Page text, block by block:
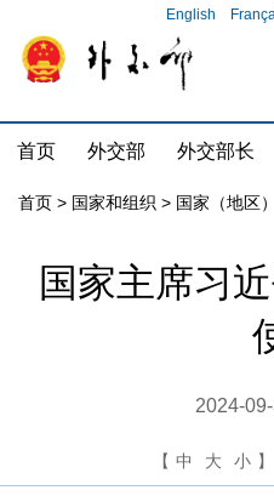
English
首页 外交部 外交部长
首页 > 国家和组织 > 国家（地区）
国家主席习
2024-
【 中 大 小 】